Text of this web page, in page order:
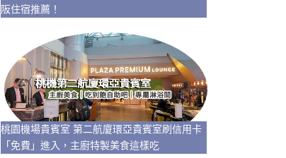
阪住宿推薦！
桃園機場貴賓室 第二航廈環亞貴賓室刷信用卡
「免費」進入，主廚特製美食這樣吃